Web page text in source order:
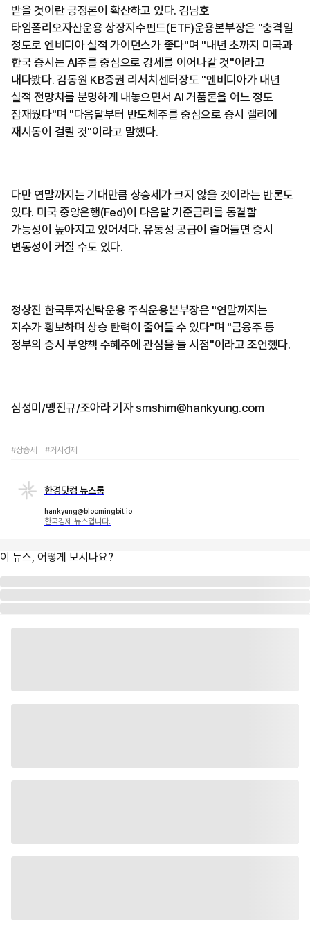
받을 것이란 긍정론이 확산하고 있다. 김남호
타임폴리오자산운용 상장지수펀드(ETF)운용본부장은 "충격일
정도로 엔비디아 실적 가이던스가 좋다"며 "내년 초까지 미국과
한국 증시는 AI주를 중심으로 강세를 이어나갈 것"이라고
내다봤다. 김동원 KB증권 리서치센터장도 "엔비디아가 내년
실적 전망치를 분명하게 내놓으면서 AI 거품론을 어느 정도
잠재웠다"며 "다음달부터 반도체주를 중심으로 증시 랠리에
재시동이 걸릴 것"이라고 말했다.
다만 연말까지는 기대만큼 상승세가 크지 않을 것이라는 반론도
있다. 미국 중앙은행(Fed)이 다음달 기준금리를 동결할
가능성이 높아지고 있어서다. 유동성 공급이 줄어들면 증시
변동성이 커질 수도 있다.
정상진 한국투자신탁운용 주식운용본부장은 "연말까지는
지수가 횡보하며 상승 탄력이 줄어들 수 있다"며 "금융주 등
정부의 증시 부양책 수혜주에 관심을 둘 시점"이라고 조언했다.
심성미/맹진규/조아라 기자 smshim@hankyung.com
#상승세 #거시경제
한경닷컴 뉴스룸
hankyung@bloomingbit.io
한국경제 뉴스입니다.
이 뉴스, 어떻게 보시나요?